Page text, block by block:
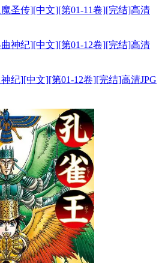
圣传][中文][第01-11卷][完结]高清
纪][中文][第01-12卷][完结]高清JPG